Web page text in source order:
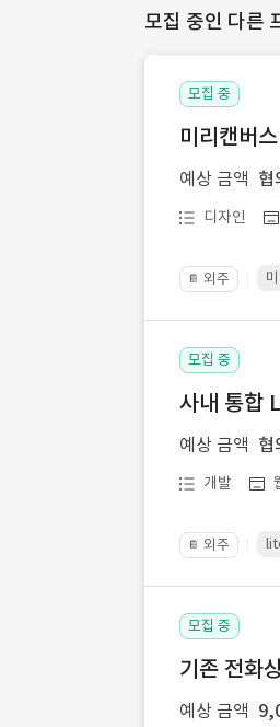
모집 중인 다른
모집 중
미리캔버
예상 금액 협
디자인
📔 외주
모집 중
사내 통합
예상 금액 협
개발
📔 외주
모집 중
기존 전화
예상 금액